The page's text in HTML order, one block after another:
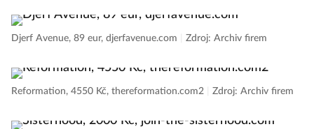
Djerf Avenue, 89 eur, djerfavenue.com Zdroj: Archiv firem
Reformation, 4550 Kč, thereformation.com2 Zdroj: Archiv firem